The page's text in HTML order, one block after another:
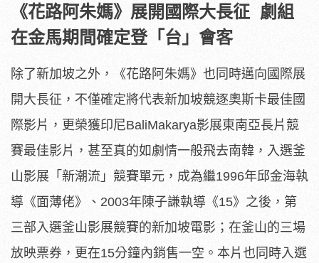
《花路阿朱媽》展開國際大長征 劇組
在金馬期間確定登「台」 會客
除了新加坡之外，《花路阿朱媽》也同時邁向國際展
開大長征， 不僅確定將代表新加坡競逐奧斯卡最佳國
際影片，更榮獲印尼BaliMakarya影展東南亞長片競
賽最佳影片， 甚至真的如劇情一般飛去南韓，入選釜
山影展「新潮流」競賽單元， 成為繼1996年邱金海執
導《面薄佬》、2003年陳子謙執導《15》之後，第
三部入選釜山影展競賽的新加坡電影； 在釜山的三場
放映票券，更在15分鐘內銷售一空。 本片也同時入選